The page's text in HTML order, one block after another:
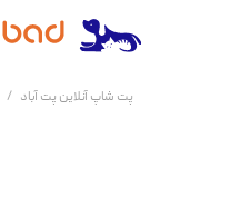
پت شاپ آنلاین پت آباد